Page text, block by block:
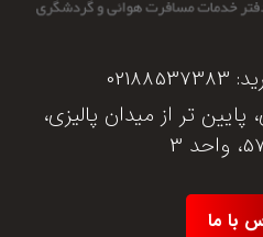
02188537383
تر از میدان پالیزی،
با ما